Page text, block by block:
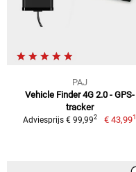
PAJ
Vehicle Finder 4G 2.0 - GPS-
tracker
Adviesprijs € 99,992 € 43,991